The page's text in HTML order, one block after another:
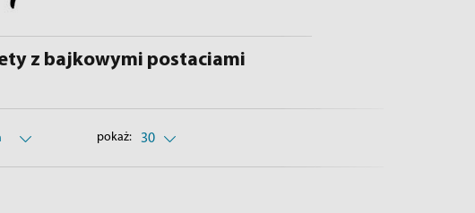
z bajkowymi postaciami
pokaż: 30